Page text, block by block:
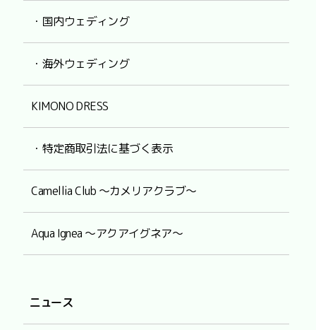
・国内ウェディング
・海外ウェディング
KIMONO DRESS
・特定商取引法に基づく表示
Camellia Club ～カメリアクラブ～
Aqua Ignea ～アクアイグネア～
ニュース